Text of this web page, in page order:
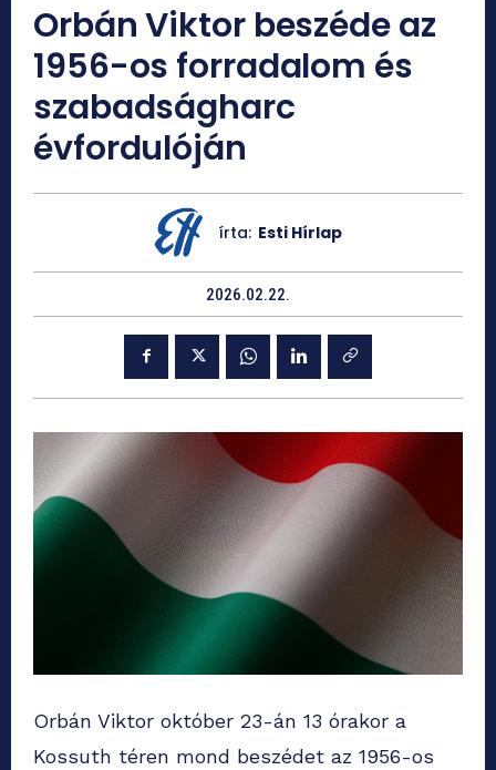
Orbán Viktor beszéde az
1956-os forradalom és
szabadságharc
évfordulóján
írta: Esti Hírlap
2026.02.22.
Orbán Viktor október 23-án 13 órakor a
Kossuth téren mond beszédet az 1956-os